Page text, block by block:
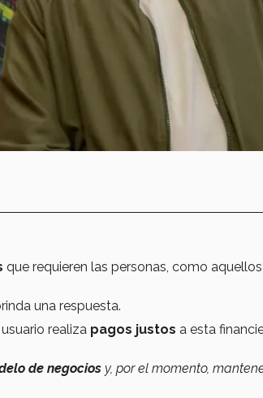
que requieren las personas, como
una respuesta.
realiza pagos justos a esta
de negocios y, por el momento,